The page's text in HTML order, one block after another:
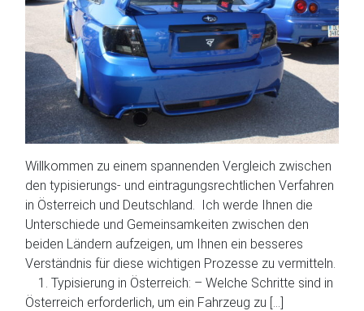
Willkommen zu einem spannenden Vergleich zwischen
den typisierungs- und eintragungsrechtlichen Verfahren
in Österreich und Deutschland. Ich werde Ihnen die
Unterschiede und Gemeinsamkeiten zwischen den
beiden Ländern aufzeigen, um Ihnen ein besseres
Verständnis für diese wichtigen Prozesse zu vermitteln.
1. Typisierung in Österreich: – Welche Schritte sind in
Österreich erforderlich, um ein Fahrzeug zu […]